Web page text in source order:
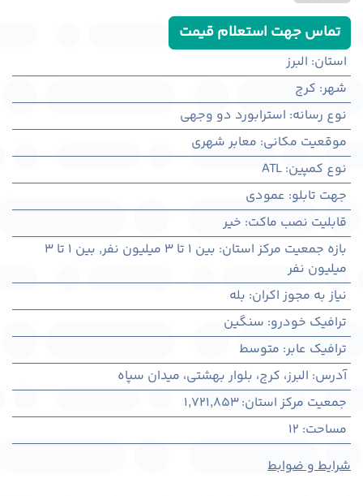
تماس جهت استعلام قیمت
استان: البرز
شهر: كرج
نوع رسانه: استرابورد دو وجهی
موقعیت مکانی: معابر شهری
نوع کمپین:
ATL
جهت تابلو: عمودی
قابلیت نصب ماکت: خیر
بازه جمعیت مرکز استان: بین ۱ تا ۳ میلیون نفر ,
بین ۱ تا ۳
میلیون نفر
نیاز به مجوز اکران: بله
ترافیک خودرو: سنگین
ترافیک عابر: متوسط
آدرس: البرز، کرج، بلوار بهشتی، میدان سپاه
جمعیت مرکز استان:
1,721,853
مساحت:
12
شرایط و ضوابط